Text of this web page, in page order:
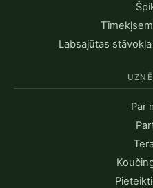
Labsajūtas
Par